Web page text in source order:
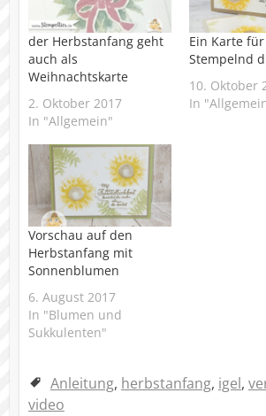
der Herbstanfang geht
auch als
Weihnachtskarte
2. Oktober 2017
In "Allgemein"
Ein Karte
Stempelnd
10. Oktober
In
Vorschau auf den
Herbstanfang mit
Sonnenblumen
6. August 2017
In "Blumen und
Sukkulenten"
Anleitung, herbstanfang, igel,
video